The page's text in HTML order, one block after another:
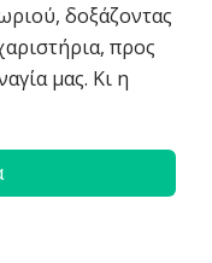
δοξάζοντας
προς
μας. Κι η